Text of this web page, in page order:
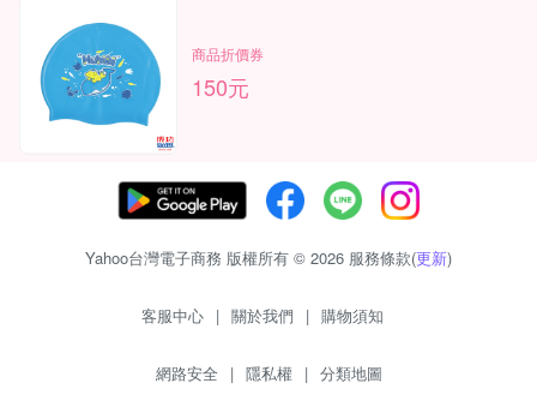
商品折價券
150元
Yahoo台灣電子商務 版權所有 © 2026 服務條款(更新)
客服中心 | 關於我們 | 購物須知
網路安全 | 隱私權 | 分類地圖